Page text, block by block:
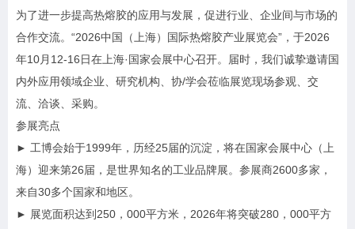
为了进一步提高热熔胶的应用与发展，促进行业、企业间与市场的
合作交流。“2026中国（上海）国际热熔胶产业展览会”，于2026
年10月12-16日在上海·国家会展中心召开。届时，我们诚挚邀请国
内外应用领域企业、研究机构、协/学会莅临展览现场参观、交
流、洽谈、采购。
参展亮点
► 工博会始于1999年，历经25届的沉淀，将在国家会展中心（上
海）迎来第26届，是世界知名的工业品牌展。参展商2600多家，
来自30多个国家和地区。
► 展览面积达到250，000平方米，2026年将突破280，000平方